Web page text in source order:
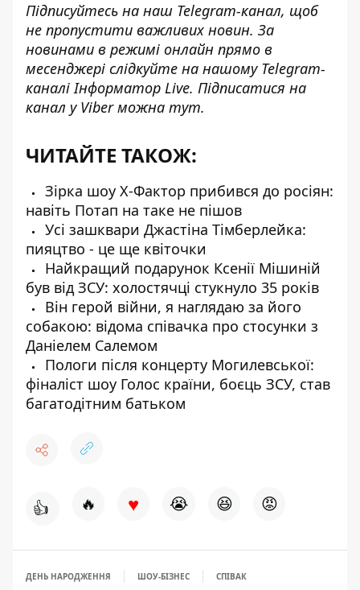
Підписуйтесь на наш Telegram-канал, щоб
не пропустити важливих новин. За
новинами в режимі онлайн прямо в
месенджері слідкуйте на нашому Telegram-
каналіІнформатор Live. Підписатися на
канал у Viber можна тут.
ЧИТАЙТЕ ТАКОЖ:
Зірка шоу Х-Фактор прибився до росіян:
навіть Потап на таке не пішов
Усі зашквари Джастіна Тімберлейка:
пияцтво - це ще квіточки
Найкращий подарунок Ксенії Мішиній
був від ЗСУ: холостячці стукнуло 35 років
Він герой війни, я наглядаю за його
собакою: відома співачка про стосунки з
Даніелем Салемом
Пологи після концерту Могилевської:
фіналіст шоу Голос країни, боєць ЗСУ, став
багатодітним батьком
👍 🔥 ♥ 😭 😆 😡
ДЕНЬ НАРОДЖЕННЯ ШОУ-БІЗНЕС СПІВАК